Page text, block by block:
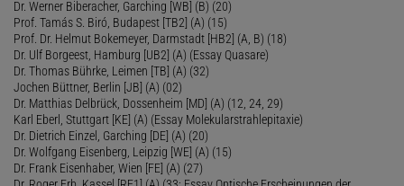
Dr. Werner Biberacher, Garching [WB] (B) (20)
Prof. Tamás S. Biró, Budapest [TB2] (A) (15)
Prof. Dr. Helmut Bokemeyer, Darmstadt [HB2] (A, B) (18)
Dr. Ulf Borgeest, Hamburg [UB2] (A) (Essay Quasare)
Dr. Thomas Bührke, Leimen [TB] (A) (32)
Jochen Büttner, Berlin [JB] (A) (02)
Dr. Matthias Delbrück, Dossenheim [MD] (A) (12, 24, 29)
Karl Eberl, Stuttgart [KE] (A) (Essay Molekularstrahlepitaxie)
Dr. Dietrich Einzel, Garching [DE] (A) (20)
Dr. Wolfgang Eisenberg, Leipzig [WE] (A) (15)
Dr. Frank Eisenhaber, Wien [FE] (A) (27)